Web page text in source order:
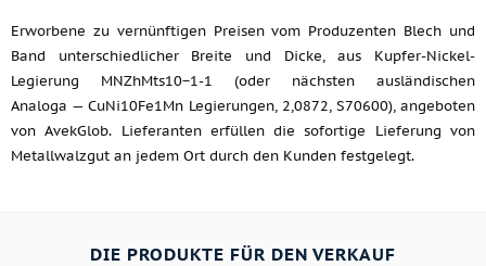
Erworbene zu vernünftigen Preisen vom Produzenten Blech und
Band unterschiedlicher Breite und Dicke, aus Kupfer-Nickel-
Legierung MNZhMts10−1-1 (oder nächsten ausländischen
Analoga — CuNi10Fe1Mn Legierungen, 2,0872, S70600), angeboten
von AvekGlob. Lieferanten erfüllen die sofortige Lieferung von
Metallwalzgut an jedem Ort durch den Kunden festgelegt.
DIE PRODUKTE FÜR DEN VERKAUF